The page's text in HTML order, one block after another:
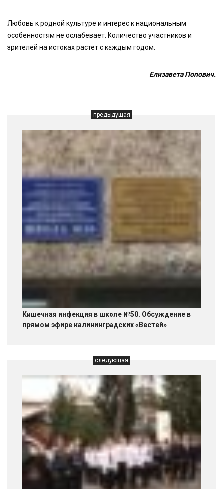
Любовь к родной культуре и интерес к национальным
особенностям не ослабевает. Количество участников и
зрителей на истоках растет с каждым годом.
Елизавета Попович.
предыдущая
Кишечная инфекция в школе №50. Обсуждение в
прямом эфире калининградских «Вестей»
следующая